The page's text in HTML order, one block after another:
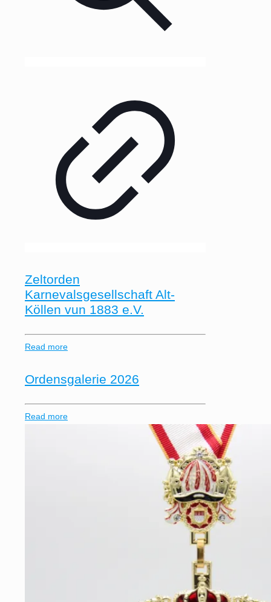
Zeltorden
Karnevalsgesellschaft Alt-
Köllen vun 1883 e.V.
Read more
Ordensgalerie 2026
Read more